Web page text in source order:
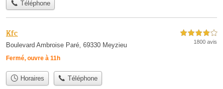
Téléphone
Kfc
Boulevard Ambroise Paré, 69330 Meyzieu
Fermé, ouvre à 11h
4,0 étoiles sur 5
1800 avis
Horaires Téléphone